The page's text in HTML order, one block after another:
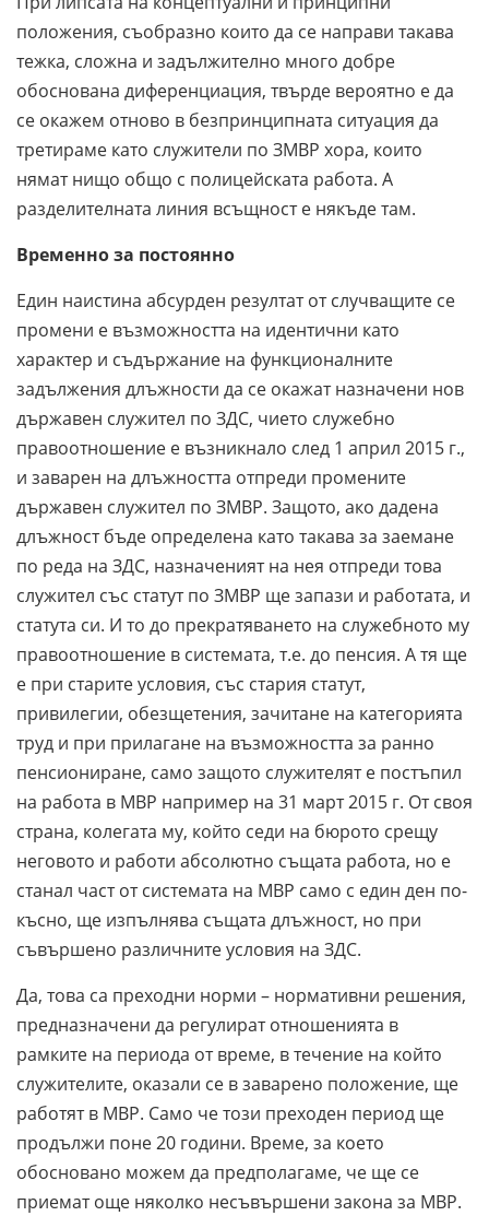
положения, съобразно които да се направи такава
тежка, сложна и задължително много добре
обоснована диференциация, твърде вероятно е да
се окажем отново в безпринципната ситуация да
третираме като служители по ЗМВР хора, които
нямат нищо общо с полицейската работа. А
разделителната линия всъщност е някъде там.
Временно за постоянно
Един наистина абсурден резултат от случващите се
промени е възможността на идентични като
характер и съдържание на функционалните
задължения длъжности да се окажат назначени нов
държавен служител по ЗДС, чието служебно
правоотношение е възникнало след 1 април 2015 г.,
и заварен на длъжността отпреди промените
държавен служител по ЗМВР. Защото, ако дадена
длъжност бъде определена като такава за заемане
по реда на ЗДС, назначеният на нея отпреди това
служител със статут по ЗМВР ще запази и работата, и
статута си. И то до прекратяването на служебното му
правоотношение в системата, т.е. до пенсия. А тя ще
е при старите условия, със стария статут,
привилегии, обезщетения, зачитане на категорията
труд и при прилагане на възможността за ранно
пенсиониране, само защото служителят е постъпил
на работа в МВР например на 31 март 2015 г. От своя
страна, колегата му, който седи на бюрото срещу
неговото и работи абсолютно същата работа, но е
станал част от системата на МВР само с един ден по-
късно, ще изпълнява същата длъжност, но при
съвършено различните условия на ЗДС.
Да, това са преходни норми – нормативни решения,
предназначени да регулират отношенията в
рамките на периода от време, в течение на който
служителите, оказали се в заварено положение, ще
работят в МВР. Само че този преходен период ще
продължи поне 20 години. Време, за което
обосновано можем да предполагаме, че ще се
приемат още няколко несъвършени закона за МВР.